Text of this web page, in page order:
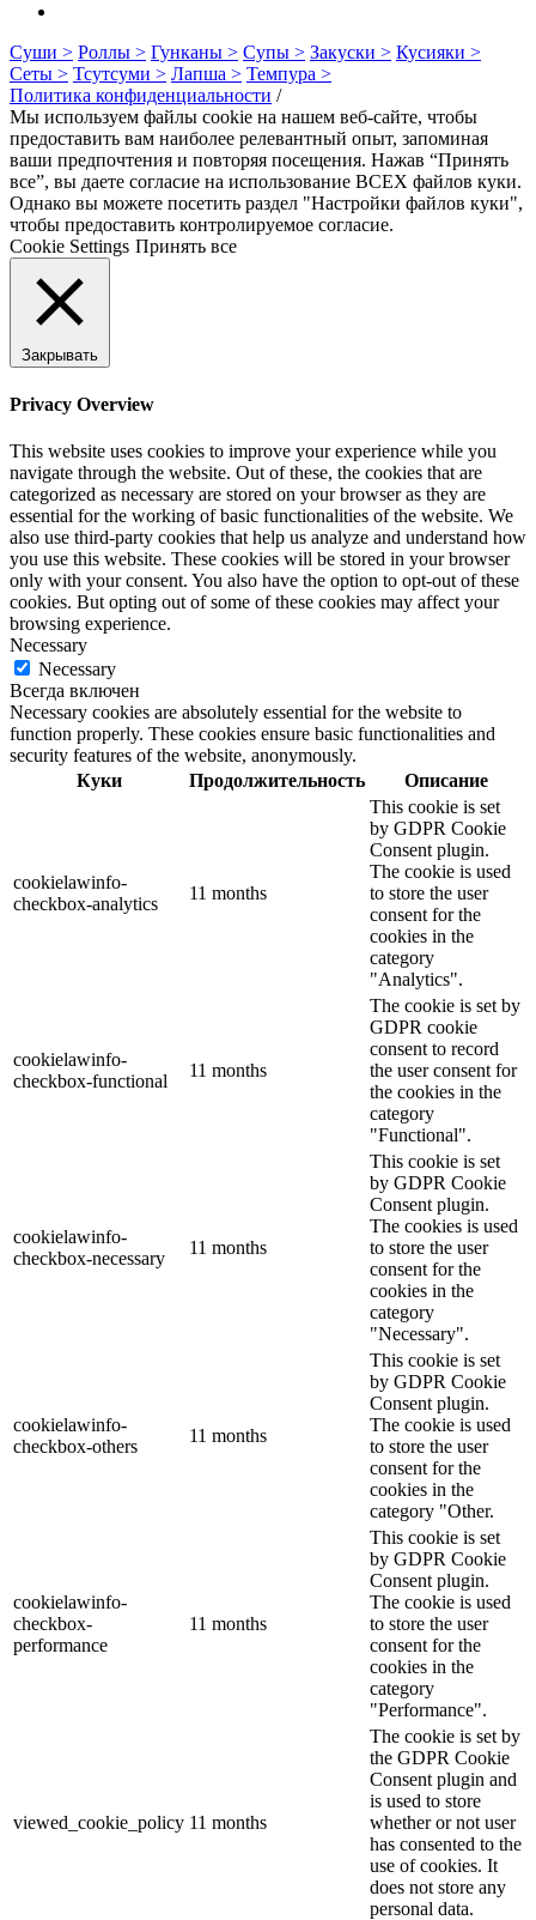
Суши > Роллы > Гунканы > Супы > Закуски > Кусияки >
Сеты > Тсутсуми > Лапша > Темпура >
Политика конфиденциальности /
Мы используем файлы cookie на нашем веб-сайте, чтобы
предоставить вам наиболее релевантный опыт, запоминая
ваши предпочтения и повторяя посещения. Нажав “Принять
все”, вы даете согласие на использование ВСЕХ файлов куки.
Однако вы можете посетить раздел "Настройки файлов куки",
чтобы предоставить контролируемое согласие.
Cookie Settings Принять все
Закрывать
Privacy Overview
This website uses cookies to improve your experience while you
navigate through the website. Out of these, the cookies that are
categorized as necessary are stored on your browser as they are
essential for the working of basic functionalities of the website. We
also use third-party cookies that help us analyze and understand how
you use this website. These cookies will be stored in your browser
only with your consent. You also have the option to opt-out of these
cookies. But opting out of some of these cookies may affect your
browsing experience.
Necessary
Necessary
Всегда включен
Necessary cookies are absolutely essential for the website to
function properly. These cookies ensure basic functionalities and
security features of the website, anonymously.
Куки
Продолжительность Описание
cookielawinfo-
checkbox-analytics
11 months
This cookie is set
by GDPR Cookie
Consent plugin.
The cookie is used
to store the user
consent for the
cookies in the
category
"Analytics".
cookielawinfo-
checkbox-functional
11 months
The cookie is set by
GDPR cookie
consent to record
the user consent for
the cookies in the
category
"Functional".
cookielawinfo-
checkbox-necessary
11 months
This cookie is set
by GDPR Cookie
Consent plugin.
The cookies is used
to store the user
consent for the
cookies in the
category
"Necessary".
cookielawinfo-
checkbox-others
11 months
This cookie is set
by GDPR Cookie
Consent plugin.
The cookie is used
to store the user
consent for the
cookies in the
category "Other.
cookielawinfo-
checkbox-
performance
11 months
This cookie is set
by GDPR Cookie
Consent plugin.
The cookie is used
to store the user
consent for the
cookies in the
category
"Performance".
viewed_cookie_policy 11 months
The cookie is set by
the GDPR Cookie
Consent plugin and
is used to store
whether or not user
has consented to the
use of cookies. It
does not store any
personal data.